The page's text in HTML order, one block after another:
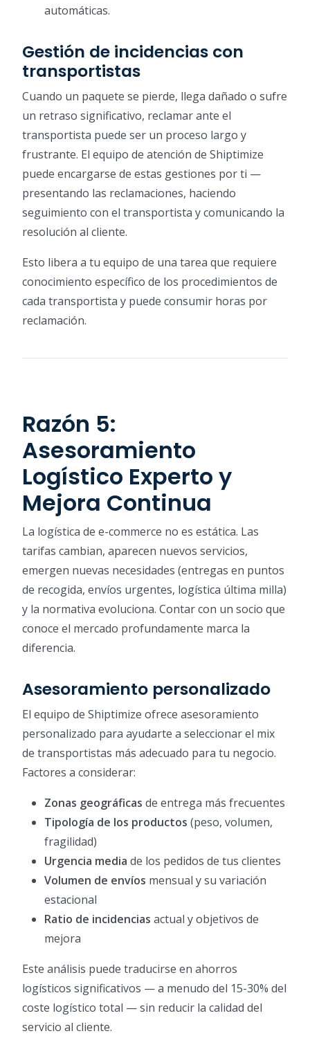
automáticas.
Gestión de incidencias con
transportistas
Cuando un paquete se pierde, llega dañado o sufre
un retraso significativo, reclamar ante el
transportista puede ser un proceso largo y
frustrante. El equipo de atención de Shiptimize
puede encargarse de estas gestiones por ti —
presentando las reclamaciones, haciendo
seguimiento con el transportista y comunicando la
resolución al cliente.
Esto libera a tu equipo de una tarea que requiere
conocimiento específico de los procedimientos de
cada transportista y puede consumir horas por
reclamación.
Razón 5:
Asesoramiento
Logístico Experto y
Mejora Continua
La logística de e-commerce no es estática. Las
tarifas cambian, aparecen nuevos servicios,
emergen nuevas necesidades (entregas en puntos
de recogida, envíos urgentes, logística última milla)
y la normativa evoluciona. Contar con un socio que
conoce el mercado profundamente marca la
diferencia.
Asesoramiento personalizado
El equipo de Shiptimize ofrece asesoramiento
personalizado para ayudarte a seleccionar el mix
de transportistas más adecuado para tu negocio.
Factores a considerar:
Zonas geográficas de entrega más frecuentes
Tipología de los productos (peso, volumen,
fragilidad)
Urgencia media de los pedidos de tus clientes
Volumen de envíos mensual y su variación
estacional
Ratio de incidencias actual y objetivos de
mejora
Este análisis puede traducirse en ahorros
logísticos significativos — a menudo del 15-30% del
coste logístico total — sin reducir la calidad del
servicio al cliente.